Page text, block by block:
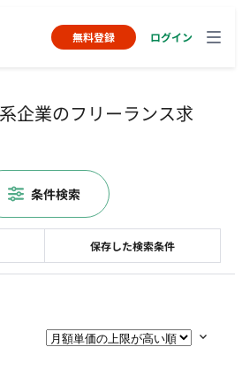
無料登録 ログイン
企業のフリーランス求
保存した検索条件
条件検索